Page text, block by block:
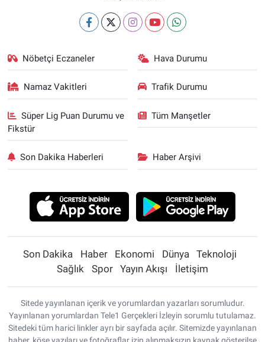
Nöbetçi Eczaneler Hava Durumu
Namaz Vakitleri Trafik Durumu
Süper Lig Puan Durumu ve
Fikstür
Tüm Manşetler
Son Dakika Haberleri Haber Arşivi
Son Dakika Haber Ekonomi Dünya
Teknoloji
Sağlık
Spor Yayın Akışı İletişim
Sitede yayınlanan içerik ve yorumlardan yazarları sorumludur.
Yayınlanan yorumlardan Tele1 Gerçekleri İzleyin sorumlu tutulamaz.
Sitedeki tüm harici linkler ayrı bir sayfada açılır. Sitemizde yayınlanan